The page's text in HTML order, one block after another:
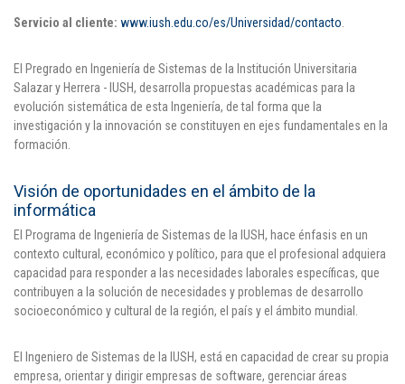
Servicio al cliente: www.iush.edu.co/es/Universidad/contacto
El Pregrado en Ingeniería de Sistemas de la Institución Universitaria
Salazar y Herrera - IUSH, desarrolla propuestas académicas para la
evolución sistemática de esta Ingeniería, de tal forma que la
investigación y la innovación se constituyen en ejes fundamentales en la
formación.
Visión de oportunidades en el ámbito de la
informática
El Programa de Ingeniería de Sistemas de la IUSH, hace énfasis en un
contexto cultural, económico y político, para que el profesional adquiera
capacidad para responder a las necesidades laborales específicas, que
contribuyen a la solución de necesidades y problemas de desarrollo
socioeconómico y cultural de la región, el país y el ámbito mundial.
El Ingeniero de Sistemas de la IUSH, está en capacidad de crear su propia
empresa, orientar y dirigir empresas de software, gerenciar áreas